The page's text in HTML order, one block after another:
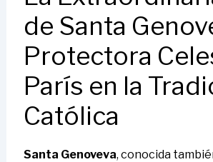
de Santa
Protectora
París en la
Católica
Santa Genoveva, conocida